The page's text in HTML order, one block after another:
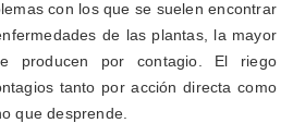
con los que se suelen encontrar
de las plantas, la mayor
producen por contagio. El riego
tanto por acción directa como
que desprende.